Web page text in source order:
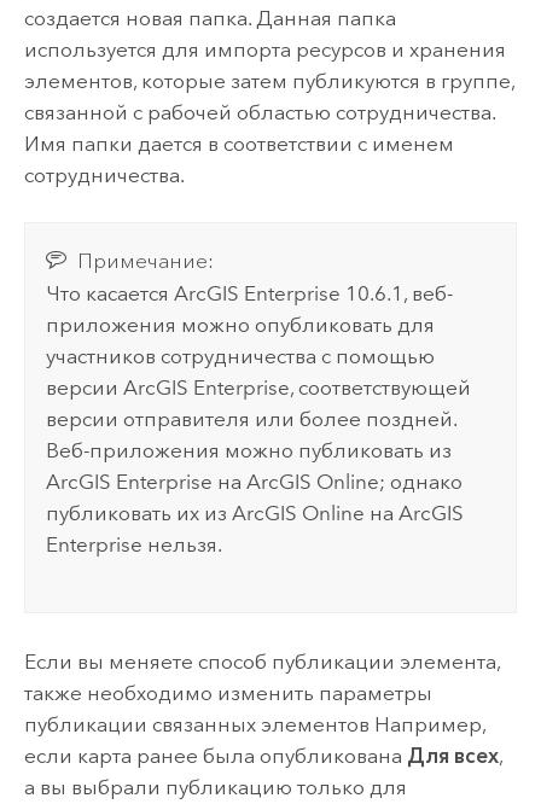
создается новая папка. Данная папка
используется для импорта ресурсов и хранения
элементов, которые затем публикуются в группе,
связанной с рабочей областью сотрудничества.
Имя папки дается в соответствии с именем
сотрудничества.
Примечание:
Что касаетсяArcGIS Enterprise 10.6.1, веб-
приложения можно опубликовать для
участников сотрудничества с помощью
версииArcGIS Enterprise, соответствующей
версии отправителя или более поздней.
Веб-приложения можно публиковать из
ArcGIS Enterprise наArcGIS Online; однако
публиковать их изArcGIS Online наArcGIS
Enterprise нельзя.
Если вы меняете способ публикации элемента,
также необходимо изменить параметры
публикации связанных элементов Например,
если карта ранее была опубликована Для всех,
а вы выбрали публикацию только для